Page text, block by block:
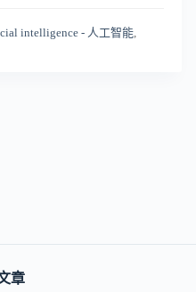
intelligence - 人工智能
章